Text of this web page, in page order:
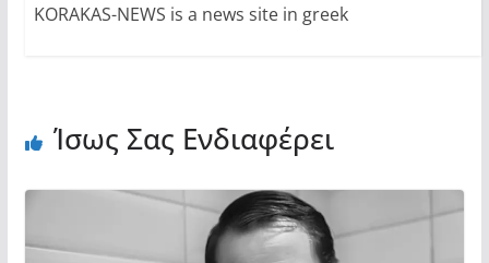
KORAKAS-NEWS is a news site in greek
Ίσως Σας Ενδιαφέρει